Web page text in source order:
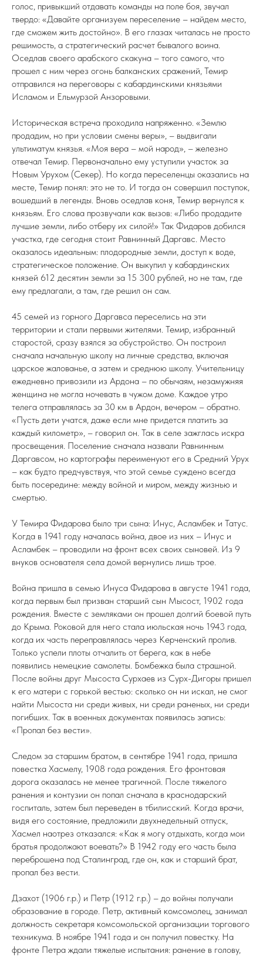
голос, привыкший отдавать команды на поле боя, звучал
твердо: «Давайте организуем переселение – найдем место,
где сможем жить достойно». В его глазах читалась не просто
решимость, а стратегический расчет бывалого воина.
Оседлав своего арабского скакуна – того самого, что
прошел с ним через огонь балканских сражений, Темир
отправился на переговоры с кабардинскими князьями
Исламом и Ельмурзой Анзоровыми.
Историческая встреча проходила напряженно. «Землю
продадим, но при условии смены веры», – выдвигали
ультиматум князья. «Моя вера – мой народ», – железно
отвечал Темир. Первоначально ему уступили участок за
Новым Урухом (Секер). Но когда переселенцы оказались на
месте, Темир понял: это не то. И тогда он совершил поступок,
вошедший в легенды. Вновь оседлав коня, Темир вернулся к
князьям. Его слова прозвучали как вызов: «Либо продадите
лучшие земли, либо отберу их силой!» Так Фидаров добился
участка, где сегодня стоит Равнинный Даргавс. Место
оказалось идеальным: плодородные земли, доступ к воде,
стратегическое положение. Он выкупил у кабардинских
князей 612 десятин земли за 15 300 рублей, но не там, где
ему предлагали, а там, где решил он сам.
45 семей из горного Даргавса переселись на эти
территории и стали первыми жителями. Темир, избранный
старостой, сразу взялся за обустройство. Он построил
сначала начальную школу на личные средства, включая
царское жалованье, а затем и среднюю школу. Учительницу
ежедневно привозили из Ардона – по обычаям, незамужняя
женщина не могла ночевать в чужом доме. Каждое утро
телега отправлялась за 30 км в Ардон, вечером – обратно.
«Пусть дети учатся, даже если мне придется платить за
каждый километр», – говорил он. Так в селе зажглась искра
просвещения. Поселение сначала назвали Равнинным
Даргавсом, но картографы переименуют его в Средний Урух
– как будто предчувствуя, что этой семье суждено всегда
быть посередине: между войной и миром, между жизнью и
смертью.
У Темира Фидарова было три сына: Инус, Асламбек и Татус.
Когда в 1941 году началась война, двое из них – Инус и
Асламбек – проводили на фронт всех своих сыновей. Из 9
внуков основателя села домой вернулись лишь трое.
Война пришла в семью Инуса Фидарова в августе 1941 года,
когда первым был призван старший сын Мысост, 1902 года
рождения. Вместе с земляками он прошел долгий боевой путь
до Крыма. Роковой для него стала июльская ночь 1943 года,
когда их часть переправлялась через Керченский пролив.
Только успели плоты отчалить от берега, как в небе
появились немецкие самолеты. Бомбежка была страшной.
После войны друг Мысоста Сурхаев из Сурх-Дигоры пришел
к его матери с горькой вестью: сколько он ни искал, не смог
найти Мысоста ни среди живых, ни среди раненых, ни среди
погибших. Так в военных документах появилась запись:
«Пропал без вести».
Следом за старшим братом, в сентябре 1941 года, пришла
повестка Хасмелу, 1908 года рождения. Его фронтовая
дорога оказалась не менее трагичной. После тяжелого
ранения и контузии он попал сначала в краснодарский
госпиталь, затем был переведен в тбилисский. Когда врачи,
видя его состояние, предложили двухнедельный отпуск,
Хасмел наотрез отказался: «Как я могу отдыхать, когда мои
братья продолжают воевать?» В 1942 году его часть была
переброшена под Сталинград, где он, как и старший брат,
пропал без вести.
Дзахот (1906 г.р.) и Петр (1912 г.р.) – до войны получали
образование в городе. Петр, активный комсомолец, занимал
должность секретаря комсомольской организации торгового
техникума. В ноябре 1941 года и он получил повестку. На
фронте Петра ждали тяжелые испытания: ранение в голову,